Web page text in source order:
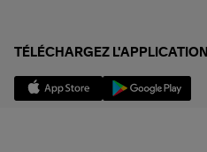
TÉLÉCHARGEZ L'APPLICATION